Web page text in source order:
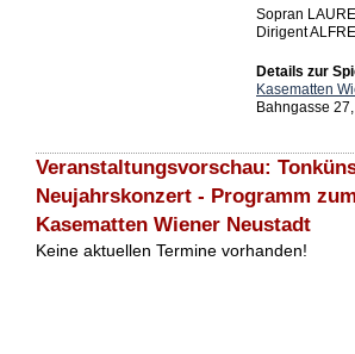
Sopran
Dirigent
Details zur
Kasematten
Bahngasse
Veranstaltungsvorschau:
Neujahrskonzert - Programm
Kasematten Wiener Neustadt
Keine aktuellen Termine vorhanden!